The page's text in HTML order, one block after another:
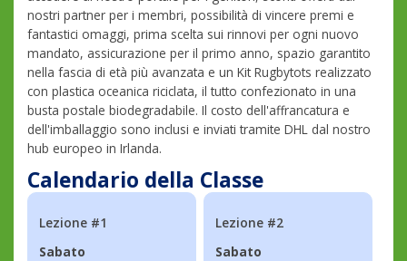
nostri partner per i membri, possibilità di vincere premi e
fantastici omaggi, prima scelta sui rinnovi per ogni nuovo
mandato, assicurazione per il primo anno, spazio garantito
nella fascia di età più avanzata e un Kit Rugbytots realizzato
con plastica oceanica riciclata, il tutto confezionato in una
busta postale biodegradabile. Il costo dell'affrancatura e
dell'imballaggio sono inclusi e inviati tramite DHL dal nostro
hub europeo in Irlanda.
Calendario della Classe
Lezione #1
Sabato
Lezione #2
Sabato